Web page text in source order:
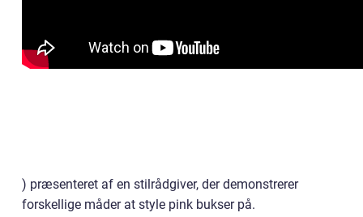
) præsenteret af en stilrådgiver, der demonstrerer
forskellige måder at style pink bukser på.